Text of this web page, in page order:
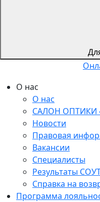
О нас
О нас
САЛОН ОПТИКИ
Новости
Правовая
Вакансии
Специалисты
Результаты
Справка на
Программа